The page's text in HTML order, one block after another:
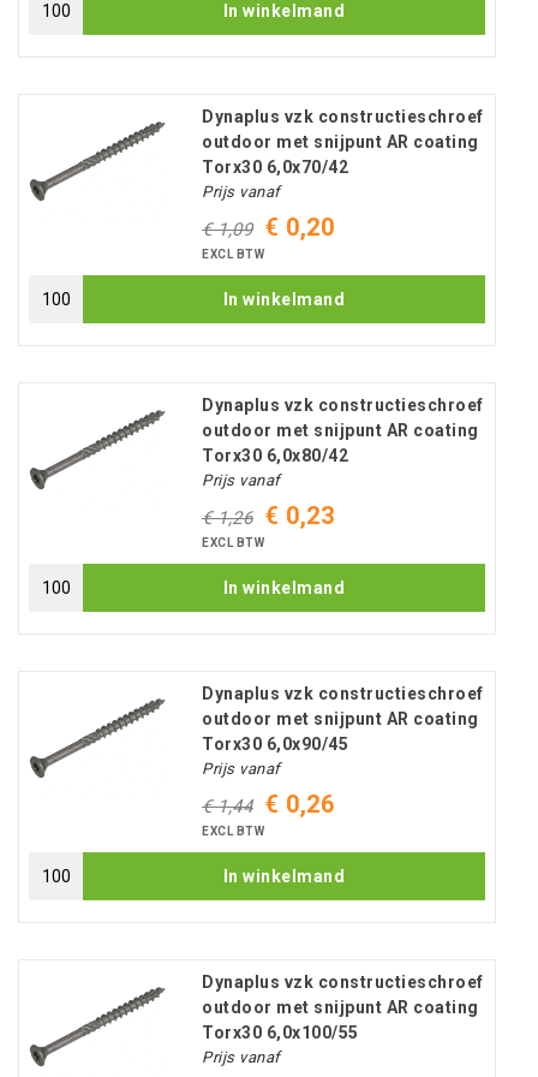
In winkelmand
Dynaplus vzk constructieschroef
outdoor met snijpunt AR coating
Torx30 6,0x70/42
Prijs vanaf
€ 1,09 € 0,20
EXCL BTW
In winkelmand
Dynaplus vzk constructieschroef
outdoor met snijpunt AR coating
Torx30 6,0x80/42
Prijs vanaf
€ 1,26 € 0,23
EXCL BTW
In winkelmand
Dynaplus vzk constructieschroef
outdoor met snijpunt AR coating
Torx30 6,0x90/45
Prijs vanaf
€ 1,44 € 0,26
EXCL BTW
In winkelmand
Dynaplus vzk constructieschroef
outdoor met snijpunt AR coating
Torx30 6,0x100/55
Prijs vanaf